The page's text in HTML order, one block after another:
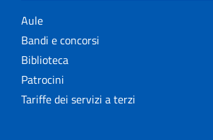
Aule
Bandi e concorsi
Biblioteca
Patrocini
Tariffe dei servizi a terzi